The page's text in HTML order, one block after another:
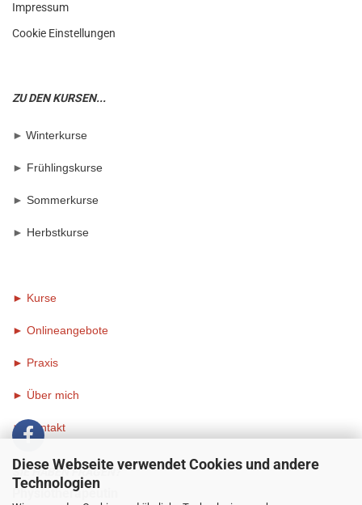
Diese Webseite verwendet Cookies und andere
Technologien
Impressum
Cookie Einstellungen
ZU DEN KURSEN...
► Winterkurse
► Frühlingskurse
► Sommerkurse
► Herbstkurse
► Kurse
► Onlineangebote
► Praxis
► Über mich
►Kontakt
SIE HABEN FRAGEN?
Physiotherapeutin